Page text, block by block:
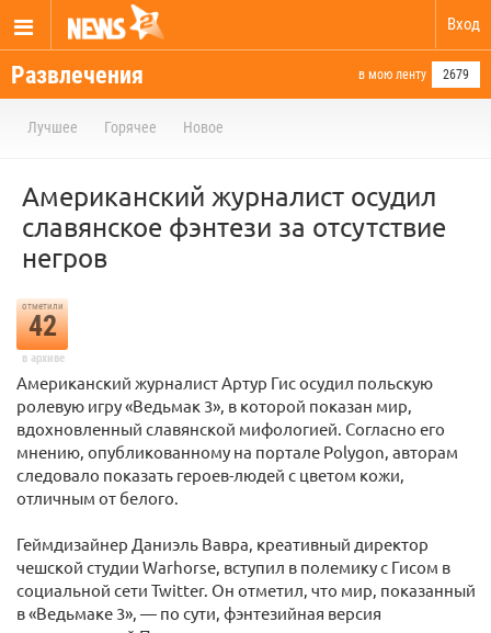
Вход
Развлечения в мою ленту 2679
Лучшее Горячее Новое
Американский журналист осудил
славянское фэнтези за отсутствие
негров
отметили
42
в архиве
Американский журналист Артур Гис осудил польскую
ролевую игру «Ведьмак 3», в которой показан мир,
вдохновленный славянской мифологией. Согласно его
мнению, опубликованному на портале Polygon, авторам
следовало показать героев-людей с цветом кожи,
отличным от белого.
Геймдизайнер Даниэль Вавра, креативный директор
чешской студии Warhorse, вступил в полемику с Гисом в
социальной сети Twitter. Он отметил, что мир, показанный
в «Ведьмаке 3», — по сути, фэнтезийная версия